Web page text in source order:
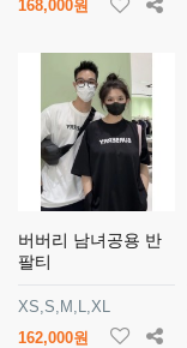
168,000원
버버리 남녀공용 반
팔티
XS,S,M,L,XL
162,000원